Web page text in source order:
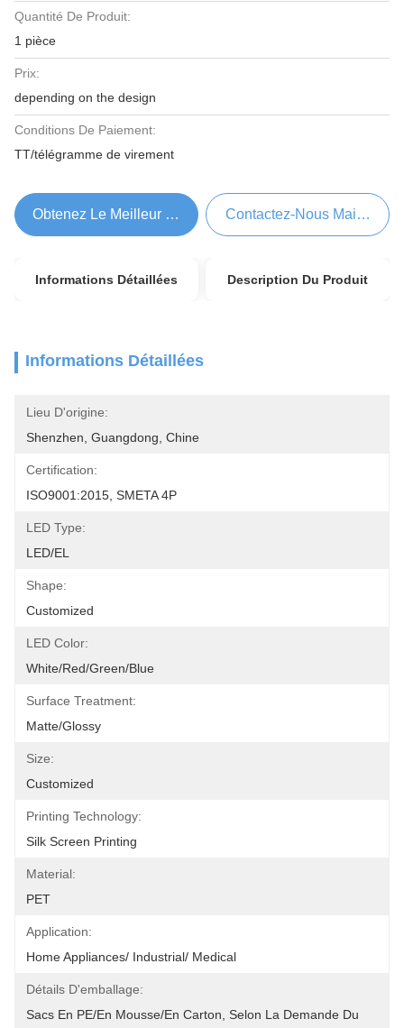
Quantité De Produit:
1 pièce
Prix:
depending on the design
Conditions De Paiement:
TT/télégramme de virement
Obtenez Le Meilleur Prix Contactez-Nous Maintenant
Informations Détaillées Description Du Produit
Informations Détaillées
Lieu D'origine:
Shenzhen, Guangdong, Chine
Certification:
ISO9001:2015, SMETA 4P
LED Type:
LED/EL
Shape:
Customized
LED Color:
White/Red/Green/Blue
Surface Treatment:
Matte/Glossy
Size:
Customized
Printing Technology:
Silk Screen Printing
Material:
PET
Application:
Home Appliances/ Industrial/ Medical
Détails D'emballage:
Sacs En PE/en Mousse/en Carton, Selon La Demande Du